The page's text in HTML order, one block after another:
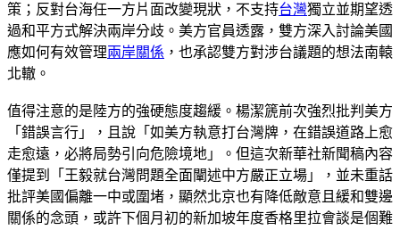
策；反對台海任一方片面改變現狀，不支持台灣獨立並期望透
過和平方式解決兩岸分歧。美方官員透露，雙方深入討論美國
應如何有效管理兩岸關係 ，也承認雙方對涉台議題的想法南轅
北轍。
值得注意的是陸方的強硬態度趨緩。楊潔篪前次強烈批判美方
「錯誤言行」，且說「如美方執意打台灣牌，在錯誤道路上愈
走愈遠，必將局勢引向危險境地」。但這次新華社新聞稿內容
僅提到「王毅就台灣問題全面闡述中方嚴正立場」，並未重話
批評美國偏離一中或圍堵，顯然北京也有降低敵意且緩和雙邊
關係的念頭，或許下個月初的新加坡年度香格里拉會談是個難